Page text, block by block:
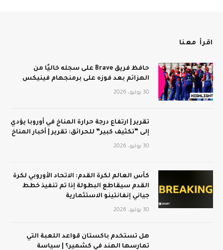
اقرأ معنا
حافظ فريق Brave على سجله خاليًا من
الهزائم بعد فوزه على برمنجهام فينيكس
30 يوليو، 2026
تقرير | ارتفاع درجة حرارة المناخ في أوروبا يؤدي
إلى “تكثيف كبير” للحرائق: تقرير | أخبار المناخ
30 يوليو، 2026
كأس العالم لكرة القدم: الاتحاد الأوروبي لكرة
القدم سيقاطع البطولة إذا تم تنفيذ خطط
جياني إنفانتينو الاستثمارية
30 يوليو، 2026
هل تستخدم باكستان قواعد اللعبة التي
تمارسها الهند في كشمير؟ | سياسة